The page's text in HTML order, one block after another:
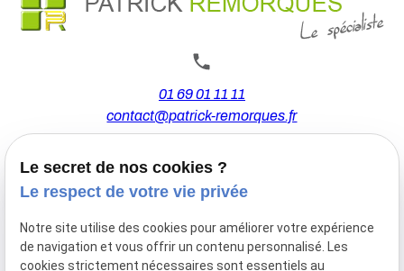
01 69 01 11 11
contact@patrick-remorques.fr
44 Avenue de la Division Leclerc
91160 BALLAINVILLIERS
Du Mardi au Samedi
Le secret de nos cookies ?
Le respect de votre vie privée
Notre site utilise des cookies pour améliorer votre expérience
de navigation et vous offrir un contenu personnalisé. Les
cookies strictement nécessaires sont essentiels au